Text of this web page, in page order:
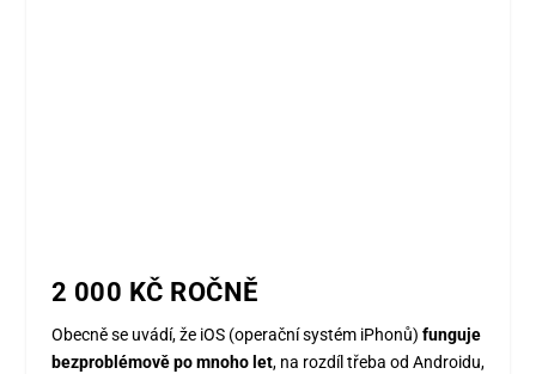
2 000 KČ ROČNĚ
Obecně se uvádí, že iOS (operační systém iPhonů) funguje
bezproblémově po mnoho let, na rozdíl třeba od Androidu,